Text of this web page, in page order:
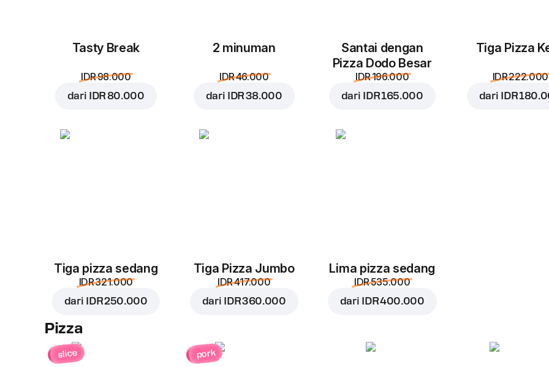
Tasty Break
IDR 98.000
dari IDR 80.000
2 minuman
IDR 46.000
dari IDR 38.000
Santai dengan
Pizza Dodo Besar
IDR 196.000
dari IDR 165.000
Tiga Pizza
IDR 222.000
dari IDR
Tiga pizza sedang
IDR 321.000
dari IDR 250.000
Tiga Pizza Jumbo
IDR 417.000
dari IDR 360.000
Lima pizza sedang
IDR 535.000
dari IDR 400.000
Pizza
slice pork